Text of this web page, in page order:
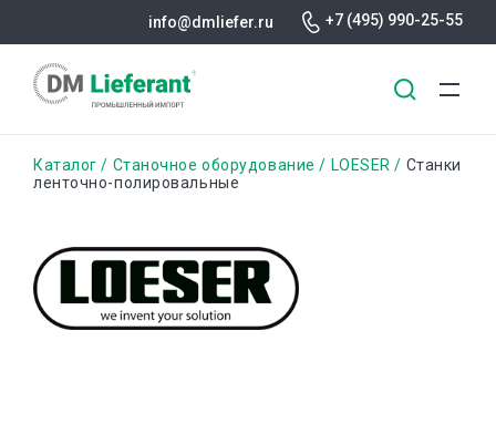
info@dmliefer.ru +7 (495) 990-25-55
Строка
Каталог Станочное оборудование LOESER
Станки
ленточно-полировальные